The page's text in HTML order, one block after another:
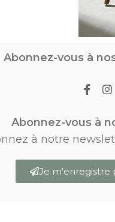
Abonnez-vous à
Abonnez-vous à
à notre
Je m'enregistre